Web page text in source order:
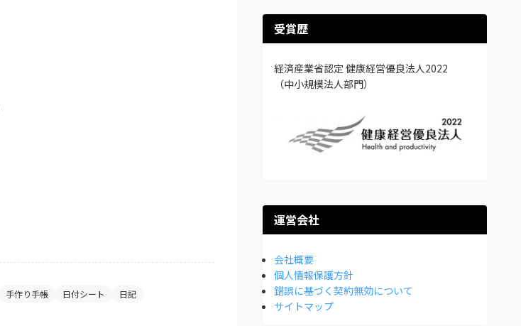
手作り手帳 日付シート 日記
受賞歴
経済産業省認定 健康経営優良法人2022
（中小規模法人部門）
運営会社
会社概要
個人情報保護方針
錯誤に基づく契約無効について
サイトマップ